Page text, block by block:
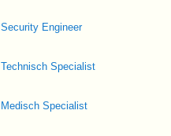
Security Engineer
Technisch Specialist
Medisch Specialist